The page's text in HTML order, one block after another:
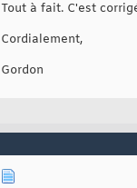
Tout à fait. C'est
Cordialement,
Gordon